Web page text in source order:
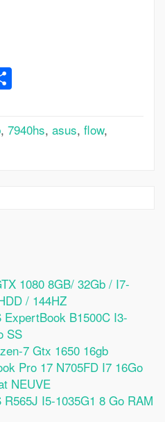
, 7940hs, asus, flow,
1080 8GB/ 32Gb / I7-
/ 144HZ
B1500C I3-
SS
7 Gtx 1650 16gb
Pro 17 N705FD I7 16Go
NEUVE
I5-1035G1 8 Go RAM